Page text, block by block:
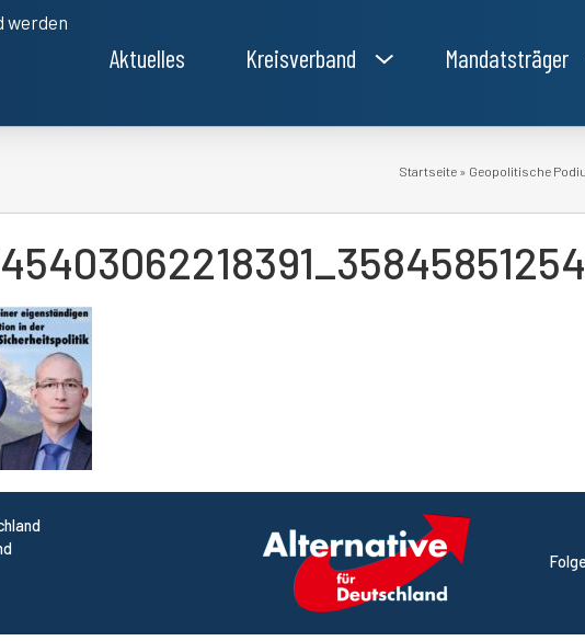
werden
Aktuelles Kreisverband Mandatsträger
Startseite » Geopolitische